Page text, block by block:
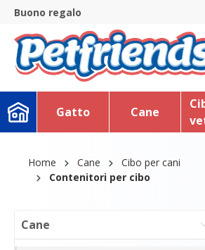
Skip to main navigation
Buono regalo
Gatto Cane
Home Cane
Cibo per cani
Contenitori per cibo
Cane